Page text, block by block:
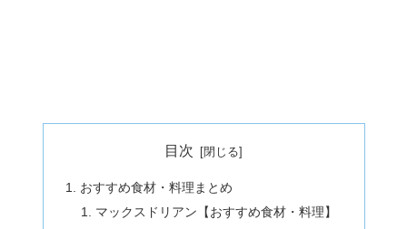
目次
おすすめ食材・料理まとめ
マックスドリアン【おすすめ食材・料理】